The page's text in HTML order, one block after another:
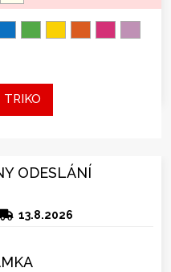
TRIKO
ODESLÁNÍ
13.8.2026